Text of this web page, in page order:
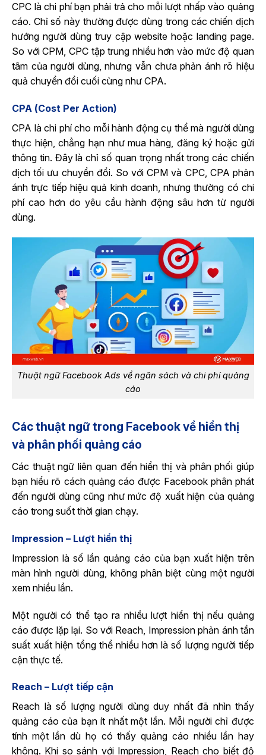
CPC là chi phí bạn phải trả cho mỗi lượt nhấp vào quảng
cáo. Chỉ số này thường được dùng trong các chiến dịch
hướng người dùng truy cập website hoặc landing page.
So với CPM, CPC tập trung nhiều hơn vào mức độ quan
tâm của người dùng, nhưng vẫn chưa phản ánh rõ hiệu
quả chuyển đổi cuối cùng như CPA.
CPA (Cost Per Action)
CPA là chi phí cho mỗi hành động cụ thể mà người dùng
thực hiện, chẳng hạn như mua hàng, đăng ký hoặc gửi
thông tin. Đây là chỉ số quan trọng nhất trong các chiến
dịch tối ưu chuyển đổi. So với CPM và CPC, CPA phản
ánh trực tiếp hiệu quả kinh doanh, nhưng thường có chi
phí cao hơn do yêu cầu hành động sâu hơn từ người
dùng.
Thuật ngữ Facebook Ads về ngân sách và chi phí quảng
cáo
Các thuật ngữ trong Facebook về hiển thị
và phân phối quảng cáo
Các thuật ngữ liên quan đến hiển thị và phân phối giúp
bạn hiểu rõ cách quảng cáo được Facebook phân phát
đến người dùng cũng như mức độ xuất hiện của quảng
cáo trong suốt thời gian chạy.
Impression – Lượt hiển thị
Impression là số lần quảng cáo của bạn xuất hiện trên
màn hình người dùng, không phân biệt cùng một người
xem nhiều lần.
Một người có thể tạo ra nhiều lượt hiển thị nếu quảng
cáo được lặp lại. So với Reach, Impression phản ánh tần
suất xuất hiện tổng thể nhiều hơn là số lượng người tiếp
cận thực tế.
Reach – Lượt tiếp cận
Reach là số lượng người dùng duy nhất đã nhìn thấy
quảng cáo của bạn ít nhất một lần. Mỗi người chỉ được
tính một lần dù họ có thấy quảng cáo nhiều lần hay
không. Khi so sánh với Impression, Reach cho biết độ